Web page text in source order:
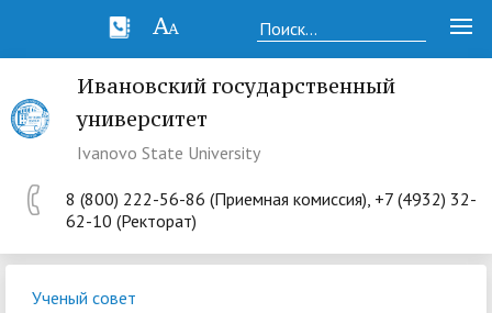
Ивановский государственный
университет
Ivanovo State University
8 (800) 222-56-86 (Приемная комиссия), +7 (4932) 32-
62-10 (Ректорат)
Ученый совет